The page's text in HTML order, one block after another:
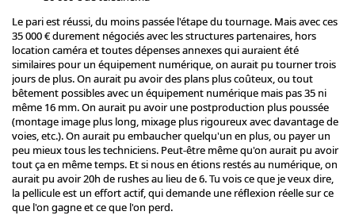
Le pari est réussi, du moins passée l'étape du tournage. Mais avec ces
35 000 € durement négociés avec les structures partenaires, hors
location caméra et toutes dépenses annexes qui auraient été
similaires pour un équipement numérique, on aurait pu tourner trois
jours de plus. On aurait pu avoir des plans plus coûteux, ou tout
bêtement possibles avec un équipement numérique mais pas 35 ni
même 16 mm. On aurait pu avoir une postproduction plus poussée
(montage image plus long, mixage plus rigoureux avec davantage de
voies, etc.). On aurait pu embaucher quelqu'un en plus, ou payer un
peu mieux tous les techniciens. Peut-être même qu'on aurait pu avoir
tout ça en même temps. Et si nous en étions restés au numérique, on
aurait pu avoir 20h de rushes au lieu de 6. Tu vois ce que je veux dire,
la pellicule est un effort actif, qui demande une réflexion réelle sur ce
que l'on gagne et ce que l'on perd.